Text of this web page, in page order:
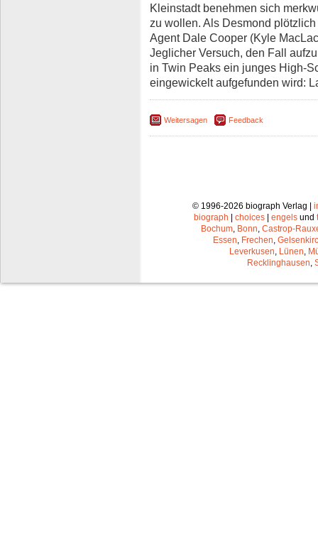
Kleinstadt benehmen sich
zu wollen. Als Desmond
Agent Dale Cooper (Kyle
Jeglicher Versuch, den Fall
in Twin Peaks ein junges High-
eingewickelt aufgefunden wird:
Weitersagen Feedback
© 1996-2026 biograph Verlag |
biograph | choices | engels und
Bochum Bonn Castrop-
Essen Frechen
Leverkusen Lünen
Recklinghausen